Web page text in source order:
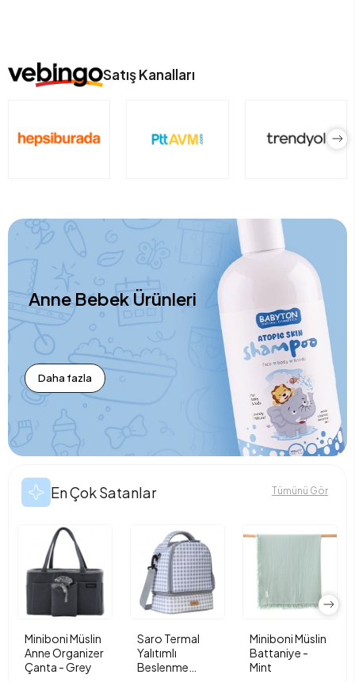
Satış Kanalları
Anne Bebek Ürünleri
Daha fazla
En Çok Satanlar Tümünü Gör
Miniboni Müslin
Anne Organizer
Çanta - Grey
Saro Termal
Yalıtımlı
Beslenme
Miniboni Müslin
Battaniye -
Mint